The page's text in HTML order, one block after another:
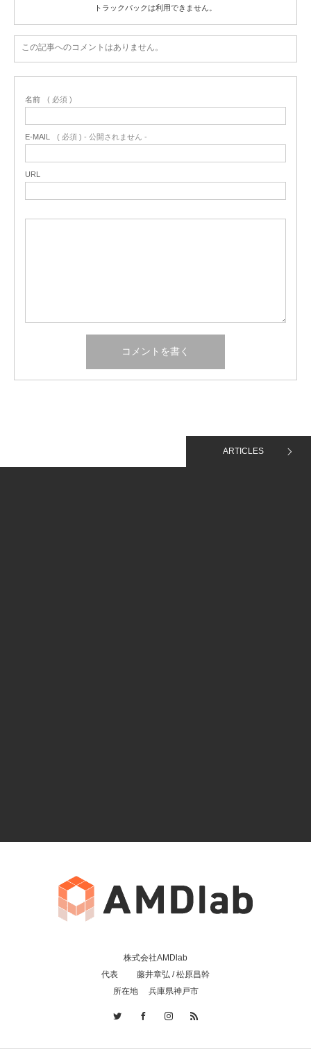
トラックバックは利用できません。
この記事へのコメントはありません。
名前 ( 必須 )
E-MAIL ( 必須 ) - 公開されません -
URL
ARTICLES
株式会社AMDlab
代表 藤井章弘 / 松原昌幹
所在地 兵庫県神戸市